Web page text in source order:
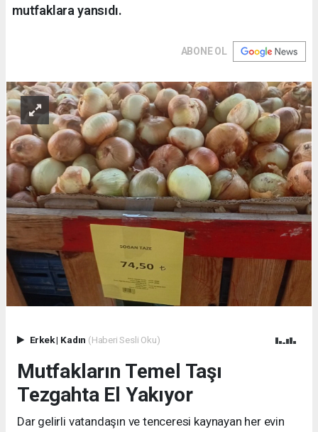
mutfaklara yansıdı.
ABONE OL
Erkek| Kadın (Haberi Sesli Oku)
Mutfakların Temel Taşı
Tezgahta El Yakıyor
Dar gelirli vatandaşın ve tenceresi kaynayan her evin